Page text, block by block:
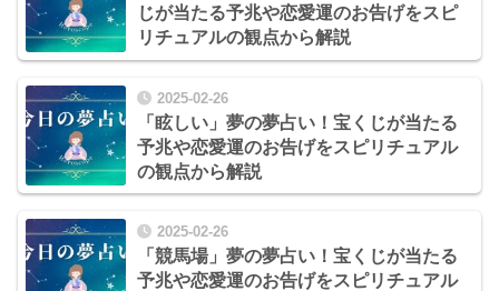
じが当たる予兆や恋愛運のお告げをスピ
リチュアルの観点から解説
2025-02-26
「眩しい」夢の夢占い！宝くじが当たる
予兆や恋愛運のお告げをスピリチュアル
の観点から解説
2025-02-26
「競馬場」夢の夢占い！宝くじが当たる
予兆や恋愛運のお告げをスピリチュアル